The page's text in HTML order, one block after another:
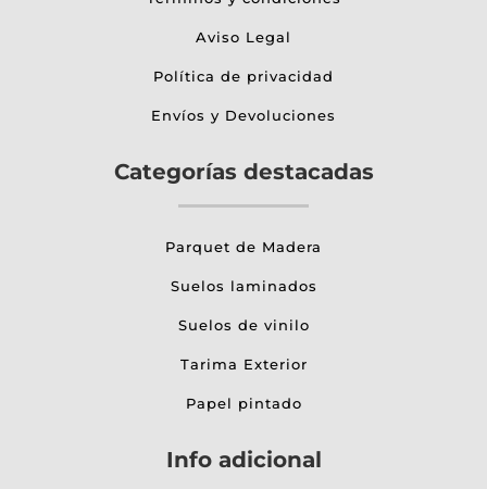
Aviso Legal
Política de privacidad
Envíos y Devoluciones
Categorías destacadas
Parquet de Madera
Suelos laminados
Suelos de vinilo
Tarima Exterior
Papel pintado
Info adicional